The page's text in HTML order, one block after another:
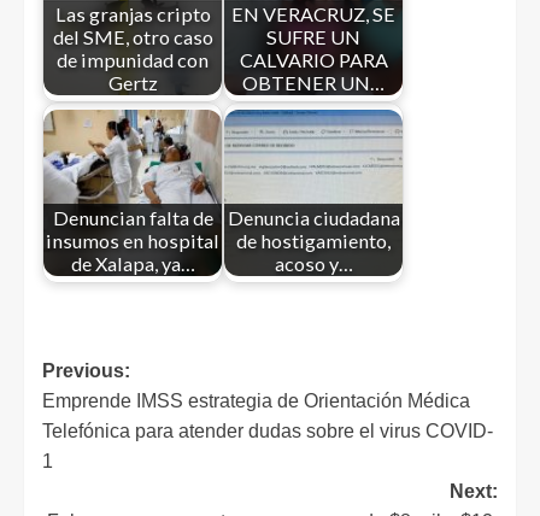
Las granjas cripto
del SME, otro caso
de impunidad con
Gertz
EN VERACRUZ, SE
SUFRE UN
CALVARIO PARA
OBTENER UN…
Denuncian falta de
insumos en hospital
de Xalapa, ya…
Denuncia ciudadana
de hostigamiento,
acoso y…
Previous:
Emprende IMSS estrategia de Orientación Médica
Telefónica para atender dudas sobre el virus COVID-
1
Next: